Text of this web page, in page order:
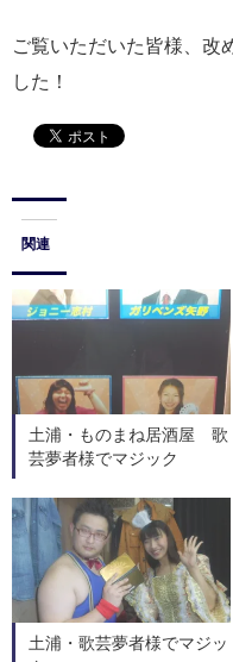
ご覧いただいた皆様、改
した！
関連
土浦・ものまね居酒屋 歌
芸夢者様でマジック
土浦・歌芸夢者様でマジッ